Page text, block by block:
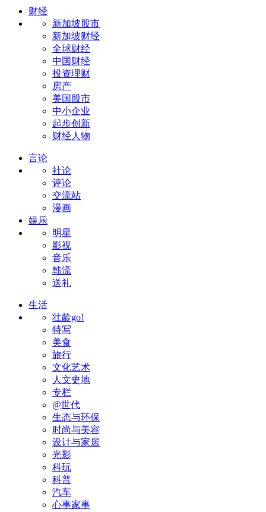
财经
新加坡股市
新加坡财经
全球财经
中国财经
投资理财
房产
美国股市
中小企业
起步创新
财经人物
言论
社论
评论
交流站
漫画
娱乐
明星
影视
音乐
韩流
送礼
生活
壮龄go!
特写
美食
旅行
文化艺术
人文史地
专栏
@世代
生态与环保
时尚与美容
设计与家居
光影
科玩
科普
汽车
心事家事